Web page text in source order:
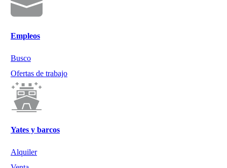
Empleos
Busco
Ofertas de trabajo
Yates y barcos
Alquiler